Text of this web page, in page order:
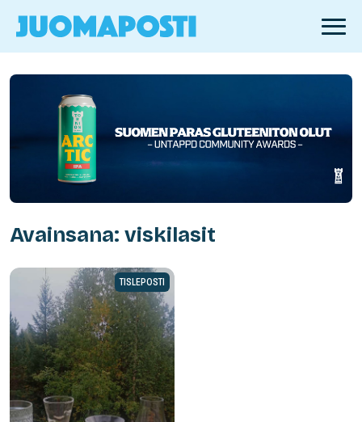
Avainsana: viskilasit
TISLEPOSTI